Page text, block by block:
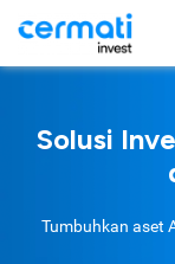
Solusi
Tumbuhkan aset